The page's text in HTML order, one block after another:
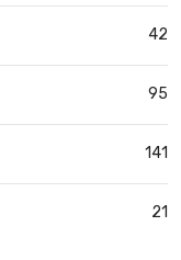
42
95
141
21